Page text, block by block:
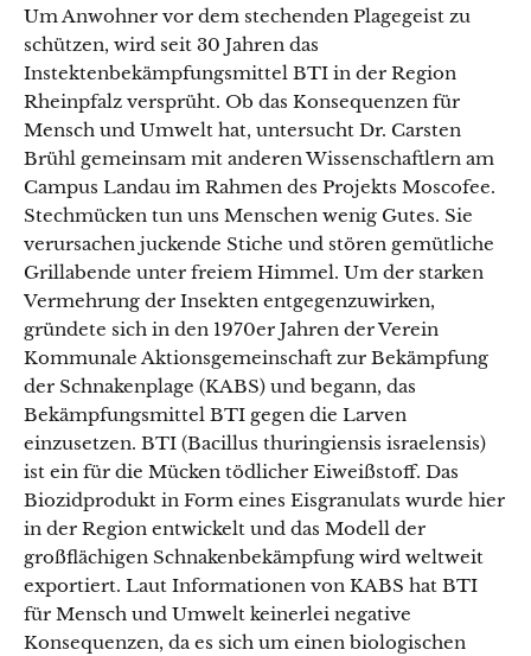
Um Anwohner vor dem stechenden Plagegeist zu
schützen, wird seit 30 Jahren das
Instektenbekämpfungsmittel BTI in der Region
Rheinpfalz versprüht. Ob das Konsequenzen für
Mensch und Umwelt hat, untersucht Dr. Carsten
Brühl gemeinsam mit anderen Wissenschaftlern am
Campus Landau im Rahmen des Projekts Moscofee.
Stechmücken tun uns Menschen wenig Gutes. Sie
verursachen juckende Stiche und stören gemütliche
Grillabende unter freiem Himmel. Um der starken
Vermehrung der Insekten entgegenzuwirken,
gründete sich in den 1970er Jahren der Verein
Kommunale Aktionsgemeinschaft zur Bekämpfung
der Schnakenplage (KABS) und begann, das
Bekämpfungsmittel BTI gegen die Larven
einzusetzen. BTI (Bacillus thuringiensis israelensis)
ist ein für die Mücken tödlicher Eiweißstoff. Das
Biozidprodukt in Form eines Eisgranulats wurde hier
in der Region entwickelt und das Modell der
großflächigen Schnakenbekämpfung wird weltweit
exportiert. Laut Informationen von KABS hat BTI
für Mensch und Umwelt keinerlei negative
Konsequenzen, da es sich um einen biologischen